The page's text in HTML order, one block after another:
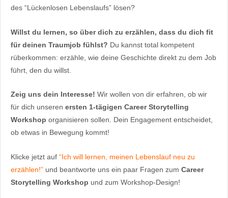
des “Lückenlosen Lebenslaufs” lösen?
Willst du lernen, so über dich zu erzählen, dass du dich fit
für deinen Traumjob fühlst? Du kannst total kompetent
rüberkommen: erzähle, wie deine Geschichte direkt zu dem Job
führt, den du willst.
Zeig uns dein Interesse! Wir wollen von dir erfahren, ob wir
für dich unseren ersten 1-tägigen Career Storytelling
Workshop organisieren sollen. Dein Engagement entscheidet,
ob etwas in Bewegung kommt!
Klicke jetzt auf “Ich will lernen, meinen Lebenslauf neu zu
erzählen!” und beantworte uns ein paar Fragen zum Career
Storytelling Workshop und zum Workshop-Design!